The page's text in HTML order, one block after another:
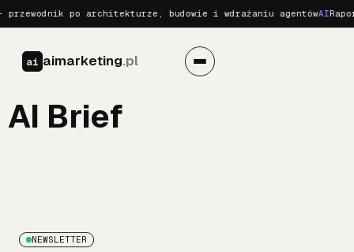
po architekturze, budowie i wdrażaniu agentówAI
ai aimarketing.pl
AI Brief
NEWSLETTER